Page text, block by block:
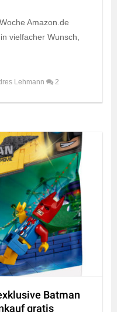
Amazon.de
vielfacher Wunsch,
Lehmann 2
Batman